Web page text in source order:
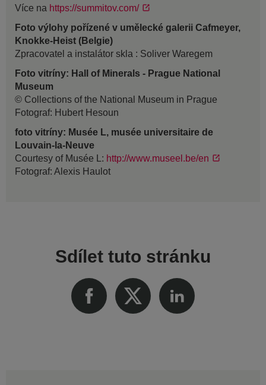
Více na https://summitov.com/
Foto výlohy pořízené v umělecké galerii Cafmeyer,
Knokke-Heist (Belgie)
Zpracovatel a instalátor skla : Soliver Waregem
Foto vitríny: Hall of Minerals - Prague National
Museum
© Collections of the National Museum in Prague
Fotograf: Hubert Hesoun
foto vitríny: Musée L, musée universitaire de
Louvain-la-Neuve
Courtesy of Musée L: http://www.museel.be/en
Fotograf: Alexis Haulot
Sdílet tuto stránku